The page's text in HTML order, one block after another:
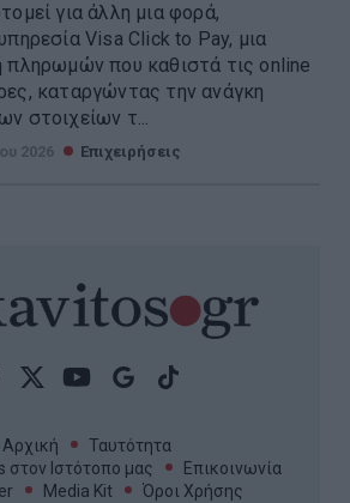
για άλλη μια φορά,
Visa Click to Pay, μια
πληρωμών που καθιστά τις online
καταργώντας την ανάγκη
στοιχείων τ...
2026 Επιχειρήσεις
Αρχική
Ταυτότητα
στον Ιστότοπο μας
Επικοινωνία
Media Kit
Όροι Χρήσης